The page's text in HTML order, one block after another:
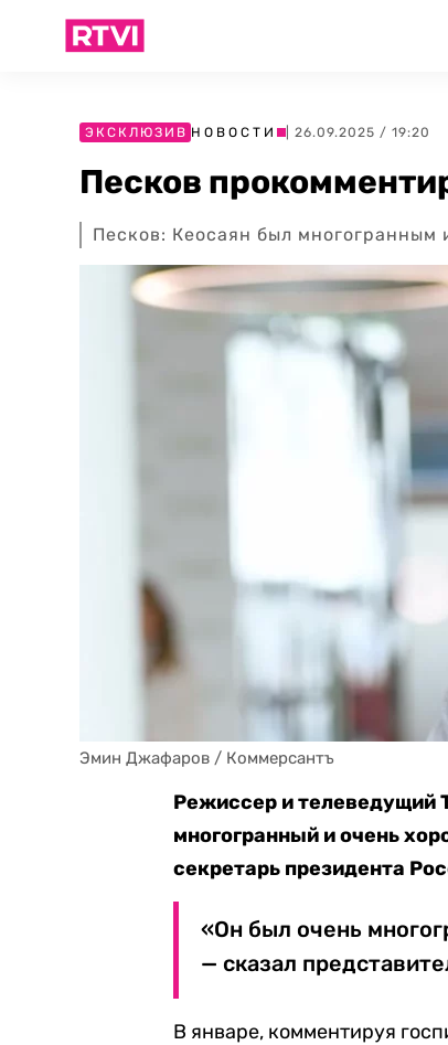
ЭКСКЛЮЗИВ НОВОСТИ | 26.09.2025 / 19:20
Песков
Песков: Кеосаян был многогранным
Эмин Джафаров / Коммерсантъ
Режиссер и телеведущий
многогранный и очень
секретарь президента
«Он был очень
— сказал
В январе, комментируя